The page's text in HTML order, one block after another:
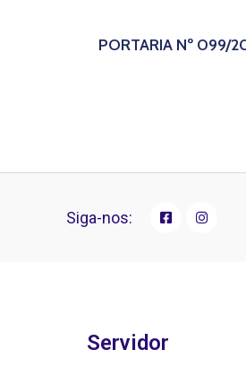
PORTARIA Nº 099/
Siga-nos:
Servidor